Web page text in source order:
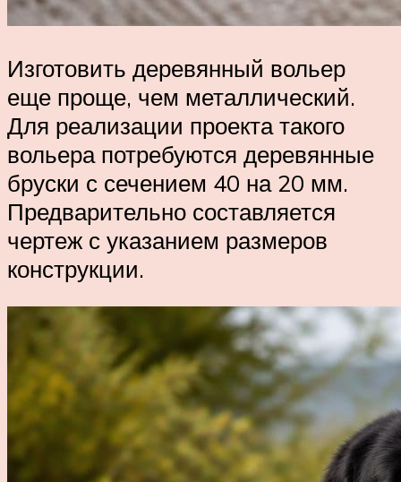
Изготовить деревянный вольер
еще проще, чем металлический.
Для реализации проекта такого
вольера потребуются деревянные
бруски с сечением 40 на 20 мм.
Предварительно составляется
чертеж с указанием размеров
конструкции.